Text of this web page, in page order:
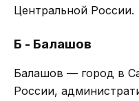
Центральной России.
Б - Балашов
Балашов — город в
России,